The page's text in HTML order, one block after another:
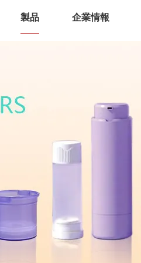
製品 企業情報